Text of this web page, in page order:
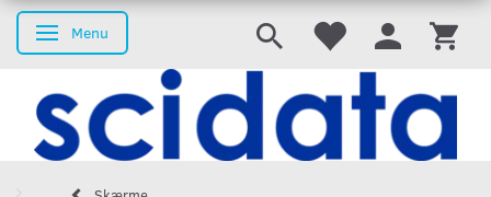
Skifte navigation
Menu